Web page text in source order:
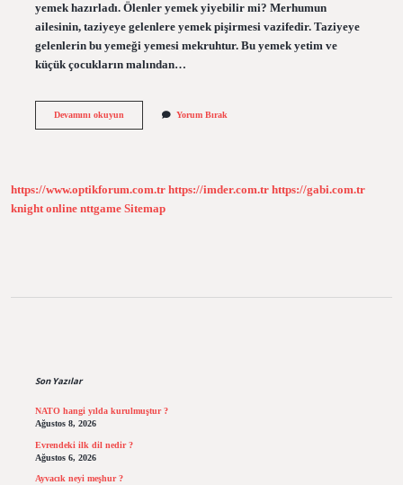
yemek hazırladı. Ölenler yemek yiyebilir mi? Merhumun
ailesinin, taziyeye gelenlere yemek pişirmesi vazifedir. Taziyeye
gelenlerin bu yemeği yemesi mekruhtur. Bu yemek yetim ve
küçük çocukların malından…
Devamını okuyunCenaze
Yorum Bırak
https://www.optikforum.com.tr https://imder.com.tr https://gabi.com.tr
knight online nttgame Sitemap
Son Yazılar
NATO hangi yılda kurulmuştur ?
Ağustos 8, 2026
Evrendeki ilk dil nedir ?
Ağustos 6, 2026
Ayvacık neyi meşhur ?